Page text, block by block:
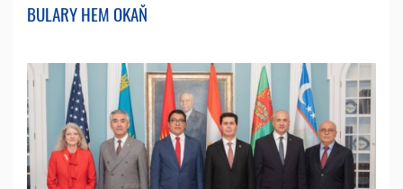
BULARY HEM OKAŇ